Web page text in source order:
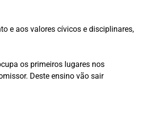
e aos valores cívicos e disciplinares,
os primeiros lugares nos
Deste ensino vão sair